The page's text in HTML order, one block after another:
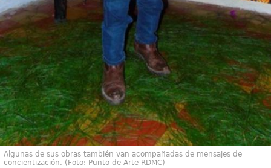
Algunas de sus obras también van acompañadas de mensajes de
concientización. (Foto: Punto de Arte RDMC)